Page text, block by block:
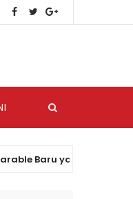
yang Hadir di Pasar